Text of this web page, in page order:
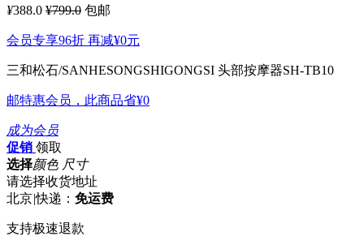
¥388.0 ¥799.0 包邮
会员专享96折 再减¥0元
三和松石/SANHESONGSHIGONGSI 头部按摩器SH-TB10
邮特惠会员，此商品省¥0
成为会员
促销 领取
选择颜色 尺寸
请选择收货地址
北京|快递： 免运费
支持极速退款